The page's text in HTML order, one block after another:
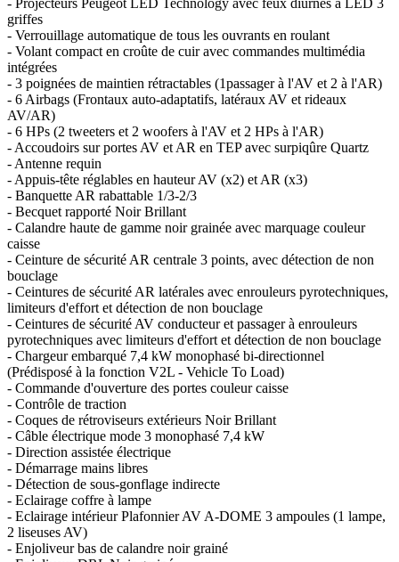
- Projecteurs Peugeot LED Technology avec feux diurnes à LED 3
griffes
- Verrouillage automatique de tous les ouvrants en roulant
- Volant compact en croûte de cuir avec commandes multimédia
intégrées
- 3 poignées de maintien rétractables (1passager à l'AV et 2 à l'AR)
- 6 Airbags (Frontaux auto-adaptatifs, latéraux AV et rideaux
AV/AR)
- 6 HPs (2 tweeters et 2 woofers à l'AV et 2 HPs à l'AR)
- Accoudoirs sur portes AV et AR en TEP avec surpiqûre Quartz
- Antenne requin
- Appuis-tête réglables en hauteur AV (x2) et AR (x3)
- Banquette AR rabattable 1/3-2/3
- Becquet rapporté Noir Brillant
- Calandre haute de gamme noir grainée avec marquage couleur
caisse
- Ceinture de sécurité AR centrale 3 points, avec détection de non
bouclage
- Ceintures de sécurité AR latérales avec enrouleurs pyrotechniques,
limiteurs d'effort et détection de non bouclage
- Ceintures de sécurité AV conducteur et passager à enrouleurs
pyrotechniques avec limiteurs d'effort et détection de non bouclage
- Chargeur embarqué 7,4 kW monophasé bi-directionnel
(Prédisposé à la fonction V2L - Vehicle To Load)
- Commande d'ouverture des portes couleur caisse
- Contrôle de traction
- Coques de rétroviseurs extérieurs Noir Brillant
- Câble électrique mode 3 monophasé 7,4 kW
- Direction assistée électrique
- Démarrage mains libres
- Détection de sous-gonflage indirecte
- Eclairage coffre à lampe
- Eclairage intérieur Plafonnier AV A-DOME 3 ampoules (1 lampe,
2 liseuses AV)
- Enjoliveur bas de calandre noir grainé